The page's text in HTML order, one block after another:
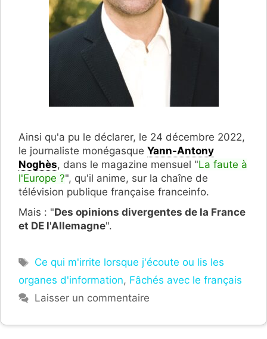
Ainsi qu'a pu le déclarer, le 24 décembre 2022,
le journaliste monégasque Yann-Antony
Noghès, dans le magazine mensuel "La faute à
l'Europe ?", qu'il anime, sur la chaîne de
télévision publique française franceinfo.
Mais : "Des opinions divergentes de la France
et DE l'Allemagne".
Étiquettes
Ce qui m'irrite lorsque j'écoute ou lis les
organes d'information, Fâchés avec le français
Laisser un commentaire